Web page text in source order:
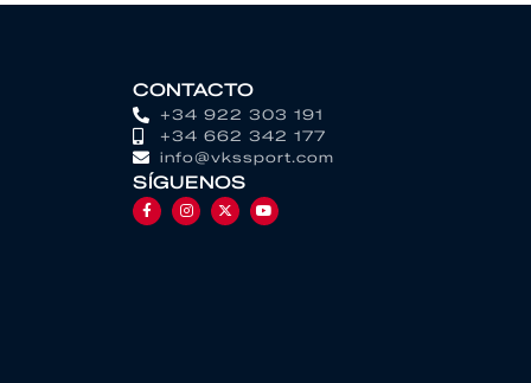
CONTACTO
+34 922 303 191
+34 662 342 177
info@vkssport.com
SÍGUENOS